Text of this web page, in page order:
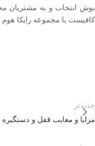
بوش انتخاب و به
کافیست با مجموعه رایکا هوم
جدیدتر
مزایا و معایب قفل و دستگیره